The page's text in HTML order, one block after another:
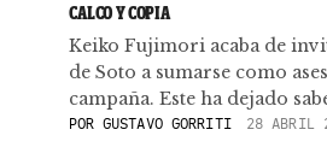
CALCO Y COPIA
Keiko Fujimori acaba de
de Soto a sumarse como
campaña. Este ha dejado
POR GUSTAVO GORRITI 28 ABRIL